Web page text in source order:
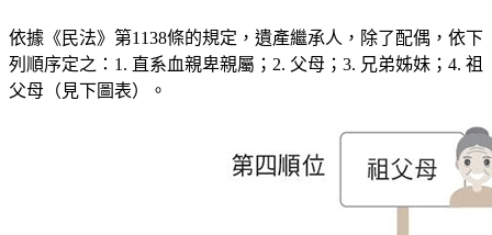
依據《民法》第1138條的規定，遺產繼承人，除了配偶，依下
列順序定之：1. 直系血親卑親屬；2. 父母；3. 兄弟姊妹；4. 祖
父母（見下圖表）。